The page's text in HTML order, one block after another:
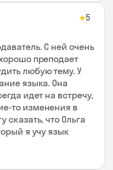
★5
С ней очень
преподает
любую тему. У
языка. Она
идет на встречу,
то изменения в
сказать, что Ольга
я учу язык